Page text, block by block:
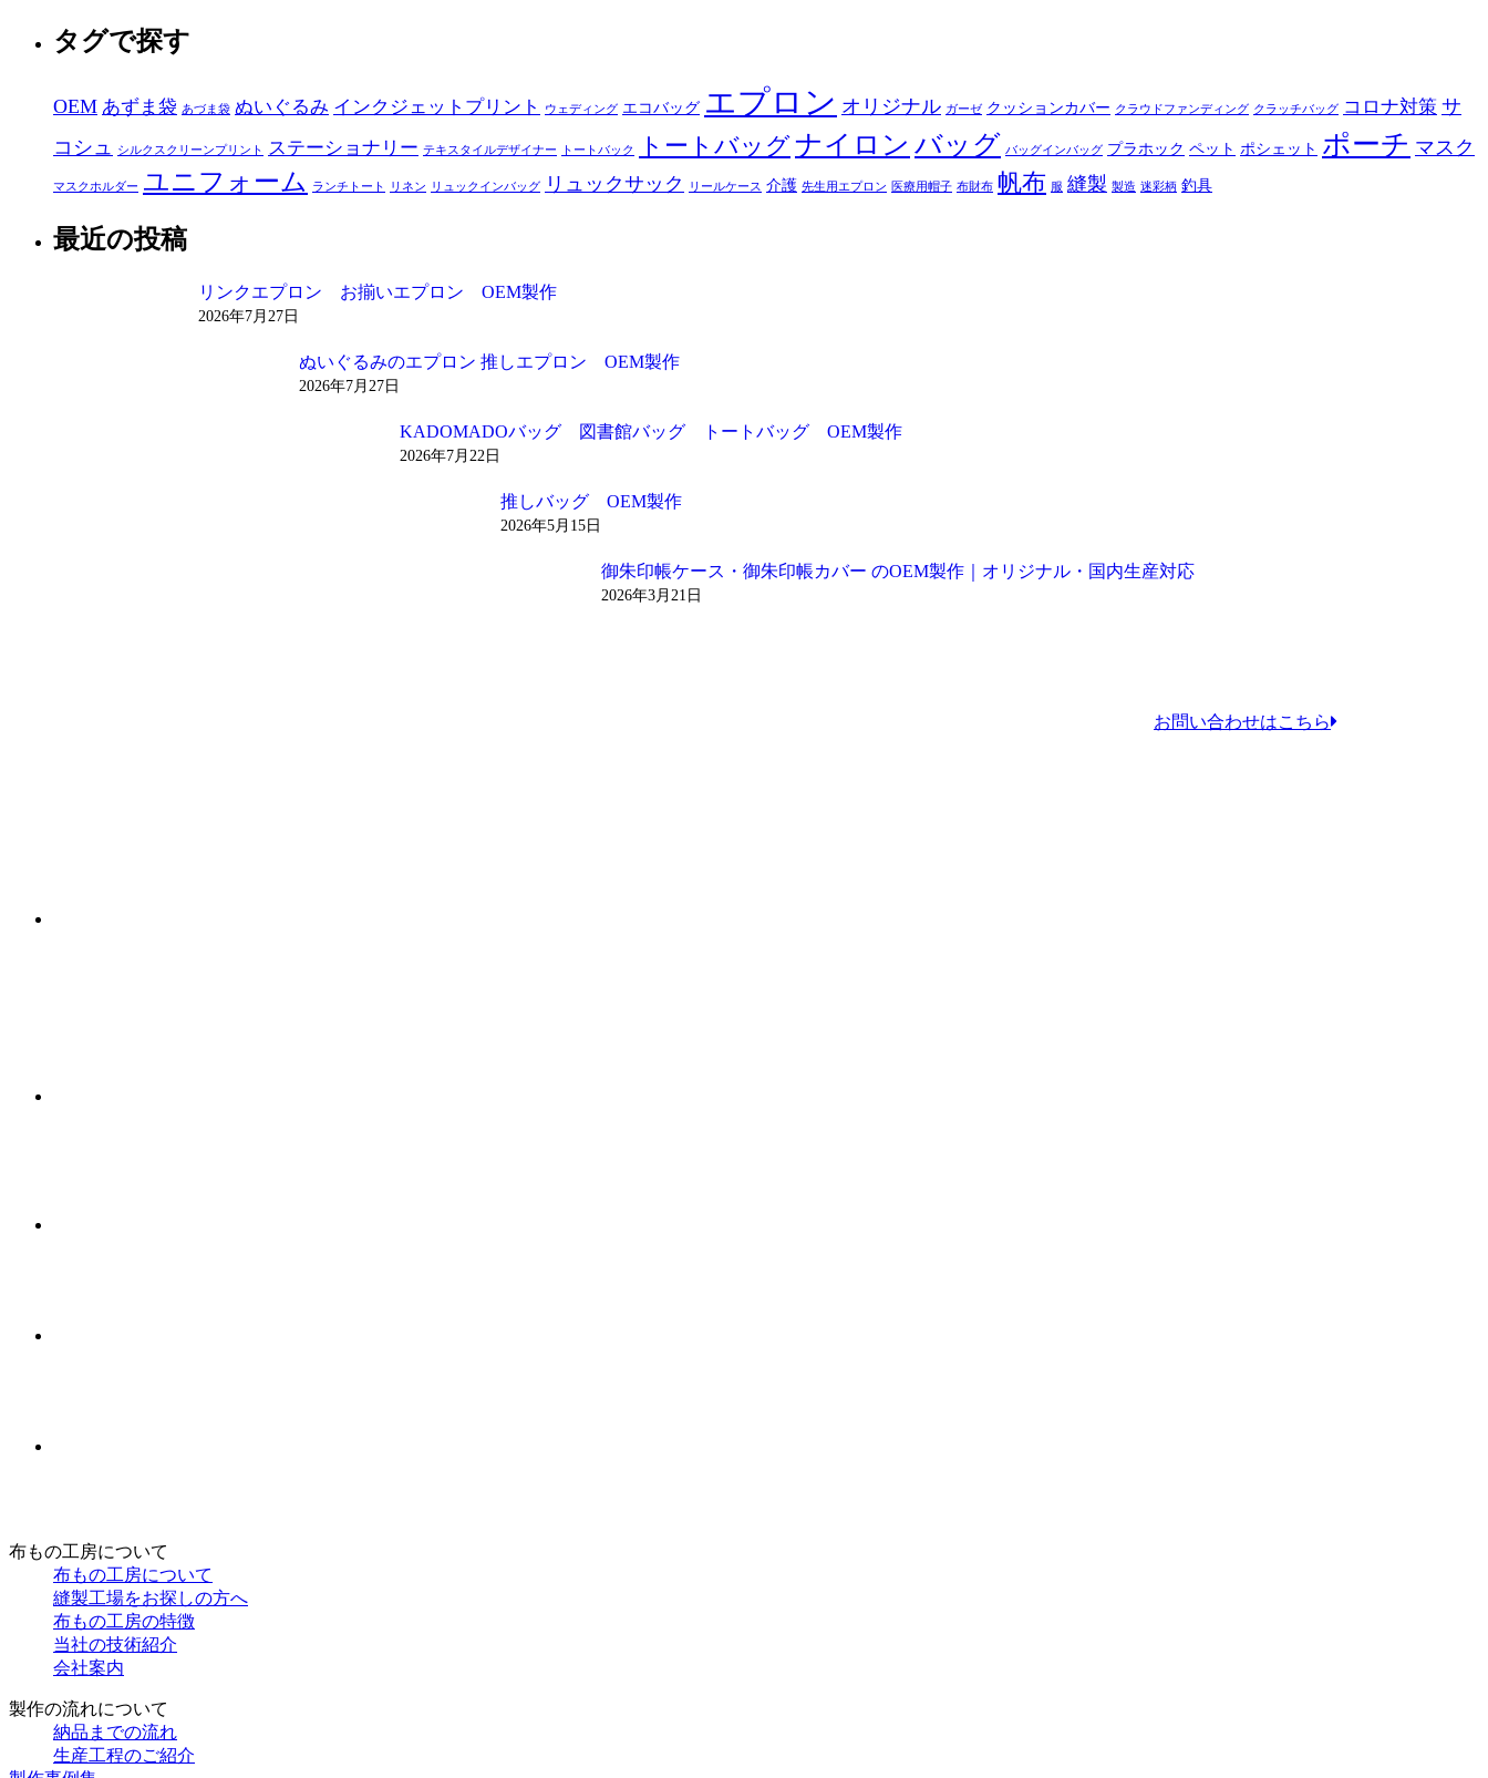
タグで探す
OEM あずま袋 あづま袋 ぬいぐるみ インクジェットプリント ウェディング エコバッグ エプロン オリジナル ガーゼ クッションカバー クラウドファンディング クラッチバッグ コロナ対策 サ
コシュ
シルクスクリーンプリント ステーショナリー テキスタイルデザイナー トートバック トートバッグナイロン バッグ バッグインバッグ プラホック ペット ポシェット ポーチ マスク
マスクホルダー ユニフォーム ランチトート リネン リュックインバッグ リュックサック リールケース 介護 先生用エプロン 医療用帽子 布財布 帆布 服 縫製 製造 迷彩柄 釣具
最近の投稿
リンクエプロン お揃いエプロン OEM製作
2026年7月27日
ぬいぐるみのエプロン 推しエプロン OEM製作
2026年7月27日
KADOMADOバッグ 図書館バッグ トートバッグ OEM製作
2026年7月22日
推しバッグ OEM製作
2026年5月15日
御朱印帳ケース・御朱印帳カバー のOEM製作｜オリジナル・国内生産対応
2026年3月21日
お問い合わせはこちら
布もの工房について
布もの工房について
縫製工場をお探しの方へ
布もの工房の特徴
当社の技術紹介
会社案内
製作の流れについて
納品までの流れ
生産工程のご紹介